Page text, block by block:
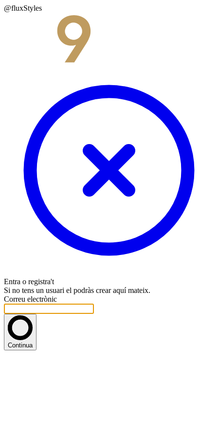
@fluxStyles
Entra o registra't
Si no tens un usuari el podràs crear aquí mateix.
Correu electrònic
Continua